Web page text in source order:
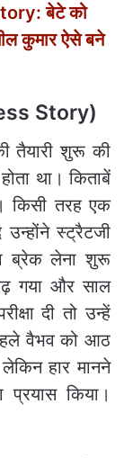
बेटे को
कुमार ऐसे बने
Story)
तैयारी शुरू की
था। किताबें
किसी तरह एक
स्ट्रैटजी
ब्रेक लेना शुरू
गया और साल
दी तो उन्हें
वैभव को आठ
हार मानने
किया।